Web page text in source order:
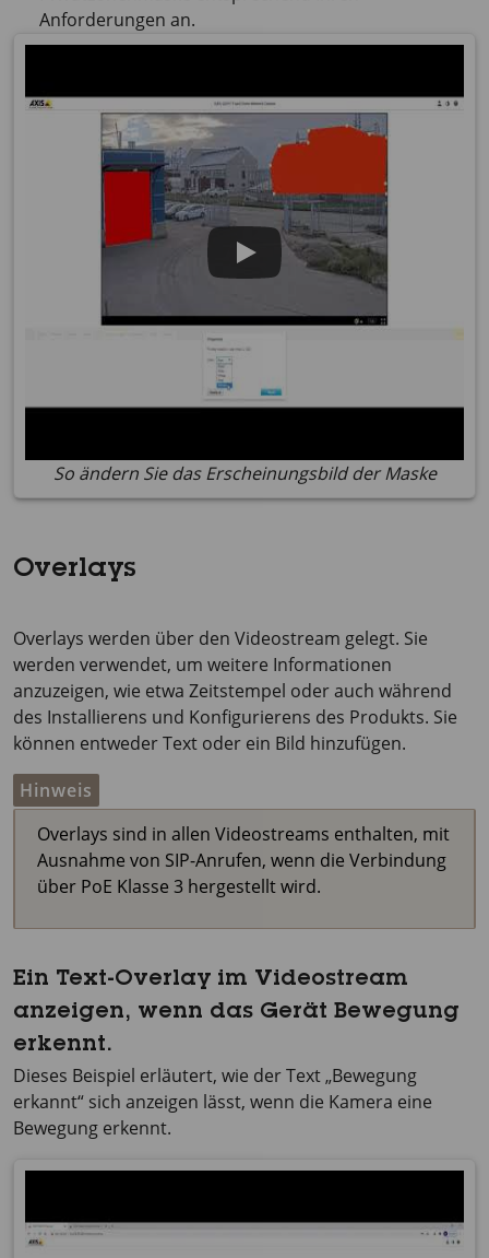
Anforderungen an.
So ändern Sie das Erscheinungsbild der Maske
Overlays
Overlays werden über den Videostream gelegt. Sie
werden verwendet, um weitere Informationen
anzuzeigen, wie etwa Zeitstempel oder auch während
des Installierens und Konfigurierens des Produkts. Sie
können entweder Text oder ein Bild hinzufügen.
Hinweis
Overlays sind in allen Videostreams enthalten, mit
Ausnahme von SIP-Anrufen, wenn die Verbindung
über PoE Klasse 3 hergestellt wird.
Ein Text-Overlay im Videostream
anzeigen, wenn das Gerät Bewegung
erkennt.
Dieses Beispiel erläutert, wie der Text „Bewegung
erkannt“ sich anzeigen lässt, wenn die Kamera eine
Bewegung erkennt.